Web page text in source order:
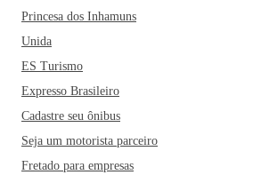
Princesa dos Inhamuns
Unida
ES Turismo
Expresso Brasileiro
Cadastre seu ônibus
Seja um motorista parceiro
Fretado para empresas